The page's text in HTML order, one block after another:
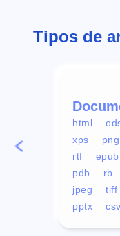
Tipos de
html
xps
png
rtf
epub
pdb
rb
jpeg
tiff
pptx
csv